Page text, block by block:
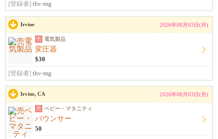
[登録者] thv-mg
Irvine 2026年08月03日(月)
売 電気製品
変圧器
$30
[登録者] thv-mg
Irvine, CA 2026年08月03日(月)
売 ベビー・マタニティ
バウンサー
50